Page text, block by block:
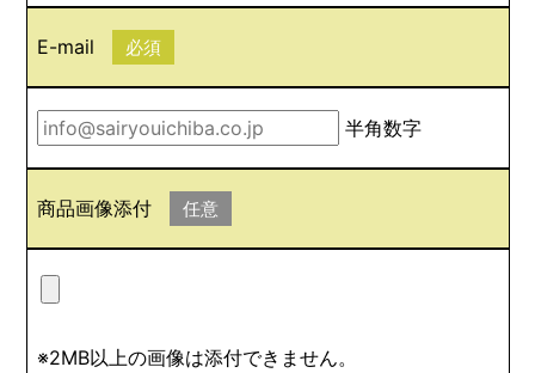
E-mail 必須
半角数字
商品画像添付 任意
※2MB以上の画像は添付できません。